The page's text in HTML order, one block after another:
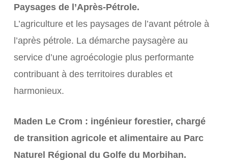
Paysages de l’Après-Pétrole.
L’agriculture et les paysages de l’avant pétrole à
l’après pétrole. La démarche paysagère au
service d’une agroécologie plus performante
contribuant à des territoires durables et
harmonieux.
Maden Le Crom : ingénieur forestier, chargé
de transition agricole et alimentaire au Parc
Naturel Régional du Golfe du Morbihan.